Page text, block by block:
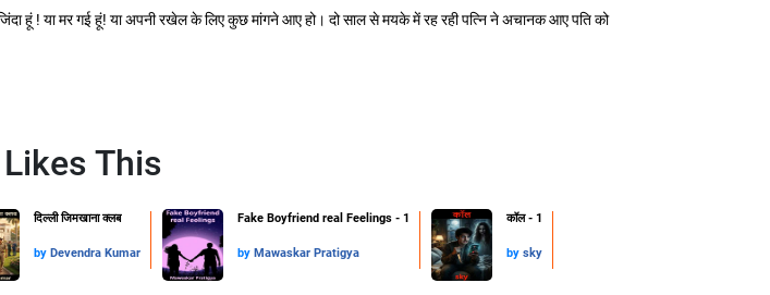
हूं ! या मर गई हूं! या अपनी रखेल के लिए कुछ मांगने आए हो। दो साल से मयके में रह रही पत्नि ने अचानक आए पति को
This
दिल्ली जिमखाना क्लब
by Devendra Kumar
Fake Boyfriend real Feelings - 1
by Mawaskar Pratigya
कॉल - 1
by sky